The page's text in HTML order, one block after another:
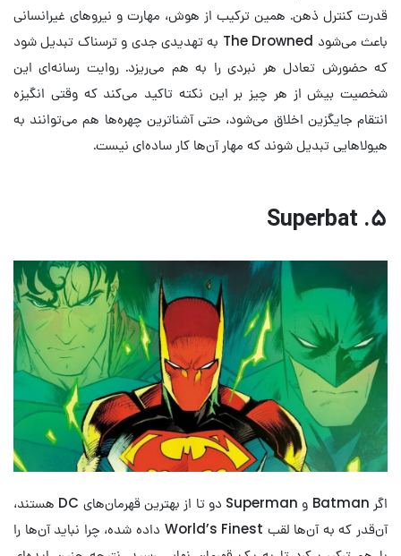
قدرت کنترل ذهن. همین ترکیب از هوش، مهارت و نیروهای غیرانسانی
باعث می‌شود The Drowned به تهدیدی جدی و ترسناک تبدیل شود
که حضورش تعادل هر نبردی را به هم می‌ریزد. روایت رسانه‌ای این
شخصیت بیش از هر چیز بر این نکته تاکید می‌کند که وقتی انگیزه
انتقام جایگزین اخلاق می‌شود، حتی آشناترین چهره‌ها هم می‌توانند به
هیولاهایی تبدیل شوند که مهار آن‌ها کار ساده‌ای نیست.
۵. Superbat
اگر Batman و Superman دو تا از بهترین قهرمان‌های DC هستند،
آن‌قدر که به آن‌ها لقب World’s Finest داده شده، چرا نباید آن‌ها را